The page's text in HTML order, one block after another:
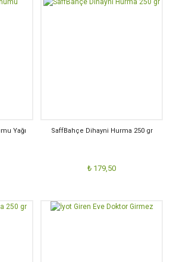
Yağı SaffBahçe Dihayni Hurma 250 gr
₺ 179,50